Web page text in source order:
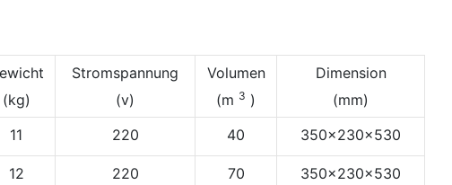
(kg)
Stromspannung
(v)
Volumen
(m 3 )
Dimension
(mm)
11 220 40 350×230×530
12 220 70 350×230×530